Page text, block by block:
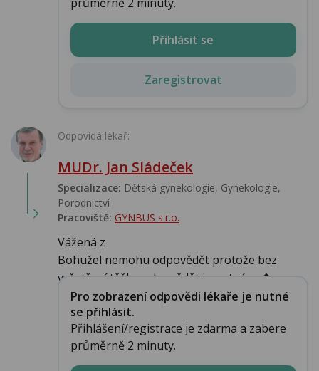
Přihlásit se
Zaregistrovat
Odpovídá lékař:
MUDr. Jan Sládeček
Specializace: Dětská gynekologie, Gynekologie,
Porodnictví
Pracoviště: GYNBUS s.r.o.
Vážená z
Bohužel nemohu odpovědět protože bez
vyšetření těžko odpovědět je nutné vy�...
Pro zobrazení odpovědi lékaře je nutné
se přihlásit.
Přihlášení/registrace je zdarma a zabere
průměrně 2 minuty.